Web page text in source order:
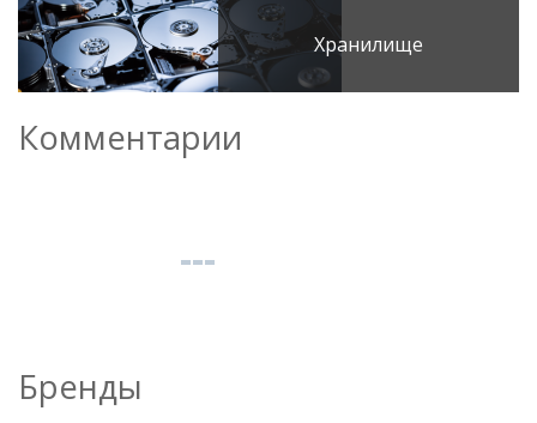
Хранилище
Комментарии
Бренды